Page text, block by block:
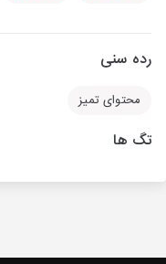
رده سنی
محتوای تمیز
تگ ها